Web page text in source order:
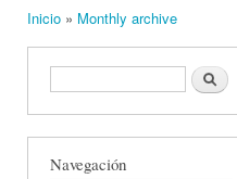
Inicio » Monthly archive
Formulario de búsquedaBuscar
Navegación